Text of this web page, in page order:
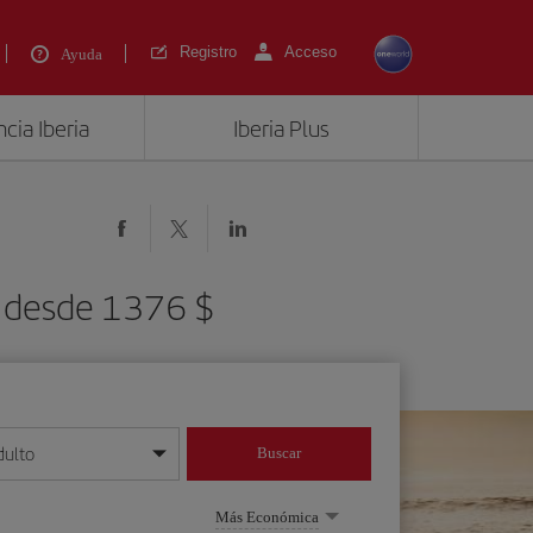
Ayuda Registro Acceso
Iberia Iberia Plus
desde 1376 $
mes/año
Buscar
Más Económica